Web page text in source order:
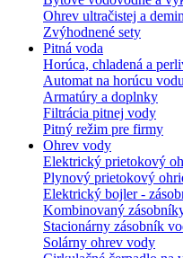
Ohrev ultračistej a
Zvýhodnené sety
Pitná voda
Horúca, chladená a
Automat na horúcu vodu
Armatúry a doplnky
Filtrácia pitnej vody
Pitný režim pre firmy
Ohrev vody
Elektrický prietokový
Plynový prietokový
Elektrický bojler -
Kombinovaný
Stacionárny zásobník
Solárny ohrev vody